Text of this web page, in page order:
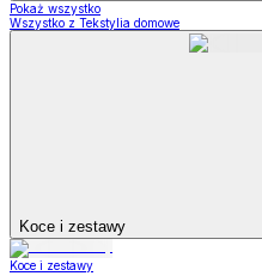
Pokaż wszystko
Wszystko z Tekstylia domowe
Koce i zestawy
Koce i zestawy